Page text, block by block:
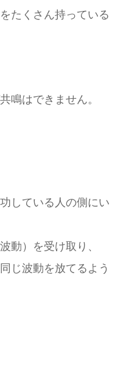
たくさん持っている
鳴はできません。
している人の側にい
動）を受け取り、
じ波動を放てるよう